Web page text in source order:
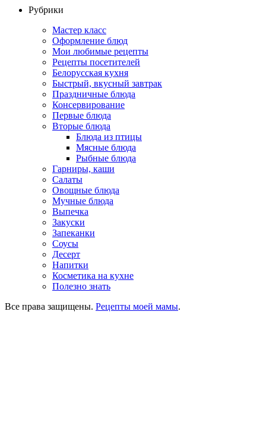
Рубрики
Мастер класс
Оформление блюд
Мои любимые рецепты
Рецепты посетителей
Белорусская кухня
Быстрый, вкусный завтрак
Праздничные блюда
Консервирование
Первые блюда
Вторые блюда
Блюда из птицы
Мясные блюда
Рыбные блюда
Гарниры, каши
Салаты
Овощные блюда
Мучные блюда
Выпечка
Закуски
Запеканки
Соусы
Десерт
Напитки
Косметика на кухне
Полезно знать
Все права защищены. Рецепты моей мамы.